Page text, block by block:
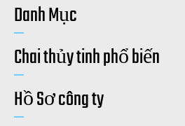
Danh Mục
Chai thủy tinh phổ biến
Hồ Sơ công ty